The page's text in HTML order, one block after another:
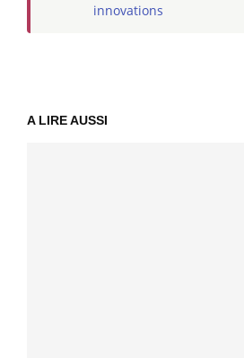
innovations
A LIRE AUSSI